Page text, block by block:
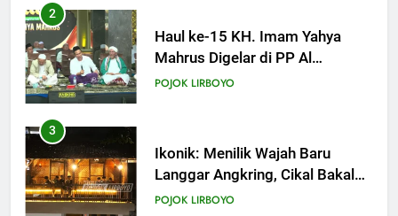
2
Haul ke-15 KH. Imam Yahya
Mahrus Digelar di PP Al
Mahrusiyah III Kediri
POJOK LIRBOYO
3
Ikonik: Menilik Wajah Baru
Langgar Angkring, Cikal Bakal
Ponpes Lirboyo yang Selesai
POJOK LIRBOYO